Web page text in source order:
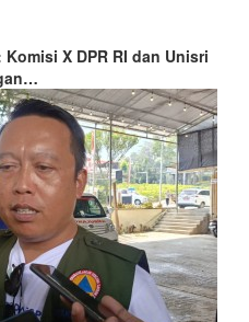
X DPR RI dan Unisri